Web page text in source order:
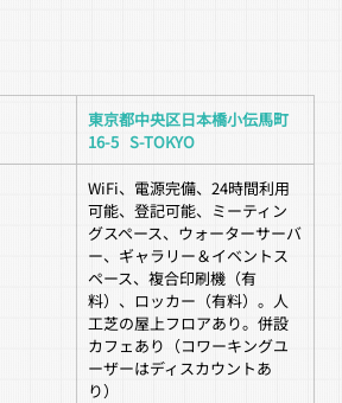
東京都中央区日本橋小伝馬町
16-5   S-TOKYO
WiFi、電源完備、24時間利用
可能、登記可能、ミーティン
グスペース、ウォーターサーバ
ー、ギャラリー＆イベントス
ペース、複合印刷機（有
料）、ロッカー（有料）。人
工芝の屋上フロアあり。併設
カフェあり（コワーキングユ
ーザーはディスカウントあ
り）